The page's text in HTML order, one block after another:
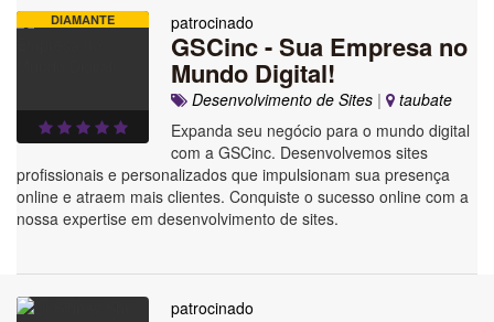
DIAMANTE patrocinado
GSCinc - Sua Empresa no
Mundo Digital!
Desenvolvimento de Sites |
taubate
Expanda seu negócio para o mundo digital
com a GSCinc. Desenvolvemos sites
profissionais e personalizados que impulsionam sua presença
online e atraem mais clientes. Conquiste o sucesso online com a
nossa expertise em desenvolvimento de sites.
patrocinado